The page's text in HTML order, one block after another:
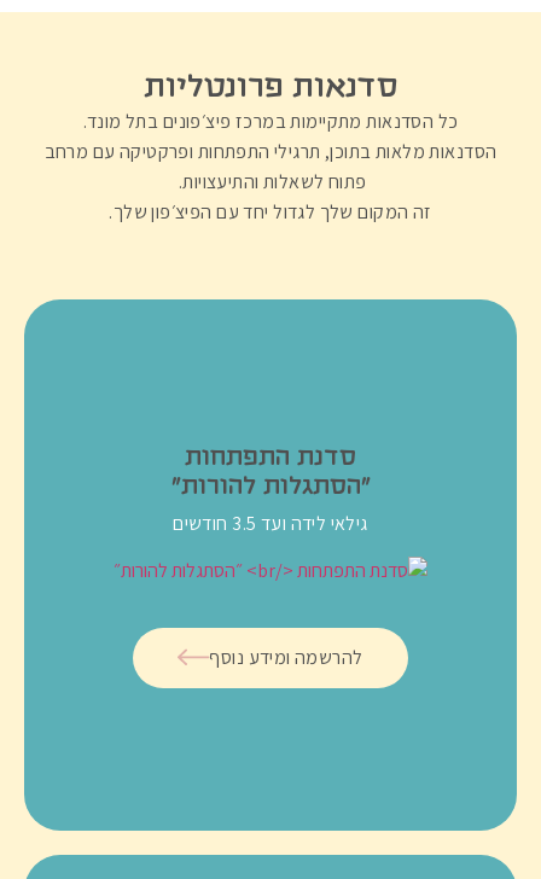
סדנאות פרונטליות
כל הסדנאות מתקיימות במרכז פיצ׳פונים בתל מונד.
הסדנאות מלאות בתוכן, תרגילי התפתחות ופרקטיקה עם מרחב
פתוח לשאלות והתיעצויות.
זה המקום שלך לגדול יחד עם הפיצ׳פון שלך.
סדנת התפתחות
״הסתגלות להורות״
גילאי לידה ועד 3.5 חודשים
להרשמה ומידע נוסף